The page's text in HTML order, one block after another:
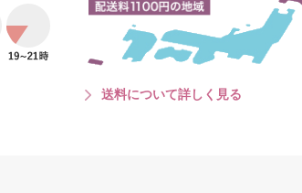
送料について詳しく見る